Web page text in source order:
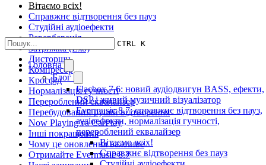
CTRL K
Головна
Блог
Flacbox 7.6: новий аудіодвигун BASS, ефекти,
DSP і живий музичний візуалізатор
Evermusic 8.7: справжнє відтворення без пауз,
аудіоефекти, нормалізація гучності,
перероблений еквалайзер
Вітаємо всіх!
Справжнє відтворення без пауз
Вітаємо всіх!
Справжнє відтворення без пауз
Студійні аудіоефекти
Реверберація
Затримка (Ехо)
Дисторшн
Компресор
Кросфід
Нормалізація гучності
Перероблений еквалайзер
Перебудований рушій відтворення
Now Playing та CarPlay
Інші покращення
Чому це оновлення важливе
Отримайте Evermusic 8.7